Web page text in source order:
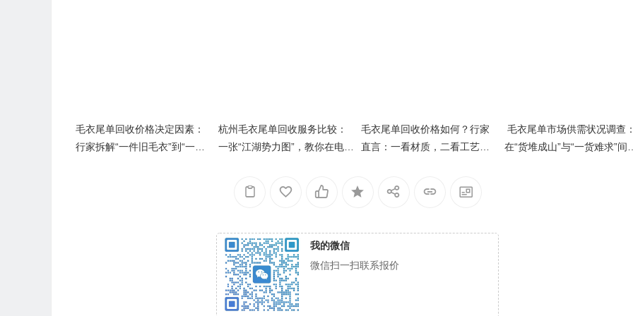
毛衣尾单回收价格决定因素：
行家拆解“一件旧毛衣”到“一笔
杭州毛衣尾单回收服务比较：
一张“江湖势力图”，教你在电商
毛衣尾单回收价格如何？行家
直言：一看材质，二看工艺，
毛衣尾单市场供需状况调查
在“货堆成山”与“一货难求”间
我的微信
微信扫一扫联系报价